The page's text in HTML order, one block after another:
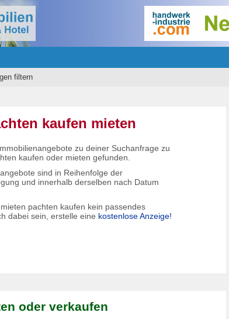
filtern
kaufen mieten
zu deiner Suchanfrage zu
kaufen oder mieten gefunden.
sind in Reihenfolge der
und innerhalb derselben nach Datum
pachten kaufen kein passendes
dabei sein, erstelle eine kostenlose Anzeige!
oder verkaufen